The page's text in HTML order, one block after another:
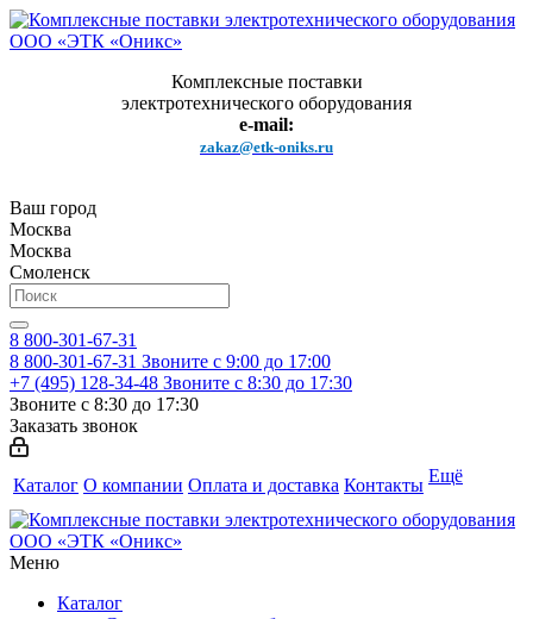
Комплексные поставки
электротехнического оборудования
e-mail:
zakaz@etk-oniks.ru
Ваш город
Москва
Москва
Смоленск
8 800-301-67-31
8 800-301-67-31 Звоните с 9:00 до 17:00
+7 (495) 128-34-48 Звоните с 8:30 до 17:30
Звоните с 8:30 до 17:30
Заказать звонок
Каталог О компании Оплата и доставка Контакты Ещё
Меню
Каталог